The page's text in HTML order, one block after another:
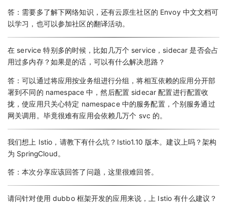
答：需要多了解下网络知识，还有云原生社区的 Envoy 中文文档可
以学习，也可以参加社区的翻译活动。
在 service 特别多的时候，比如几万个 service，sidecar 是否会占
用过多内存？如果是的话，可以有什么解决思路？
答：可以通过将应用按业务组进行分组，将相互依赖的应用分开部
署到不同的 namespace 中，然后配置 sidecar 配置进行配置收
拢，使应用只关心特定 namespace 中的服务配置，个别服务通过
网关调用。毕竟很难有应用会依赖几万个 svc 的。
我们想上 Istio，请教下有什么坑？Istio1.10 版本。建议上吗？架构
为 SpringCloud。
答：本次分享应该回答了问题，这里很难回答。
请问针对使用 dubbo 框架开发的应用来说，上 Istio 有什么建议？